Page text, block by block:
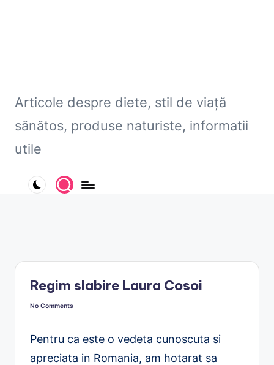
Articole despre diete, stil de viaţă
sănătos, produse naturiste, informatii
utile
Regim slabire Laura Cosoi
No Comments
Pentru ca este o vedeta cunoscuta si
apreciata in Romania, am hotarat sa